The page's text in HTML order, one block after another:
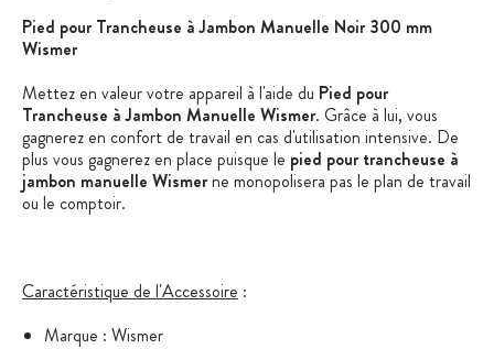
Pied pour Trancheuse à Jambon Manuelle Noir 300 mm
Wismer
Mettez en valeur votre appareil à l'aide du Pied pour
Trancheuse à Jambon Manuelle Wismer. Grâce à lui, vous
gagnerez en confort de travail en cas d'utilisation intensive. De
plus vous gagnerez en place puisque le pied pour trancheuse à
jambon manuelle Wismerne monopolisera pas le plan de travail
ou le comptoir.
Caractéristique de l'Accessoire :
Marque : Wismer